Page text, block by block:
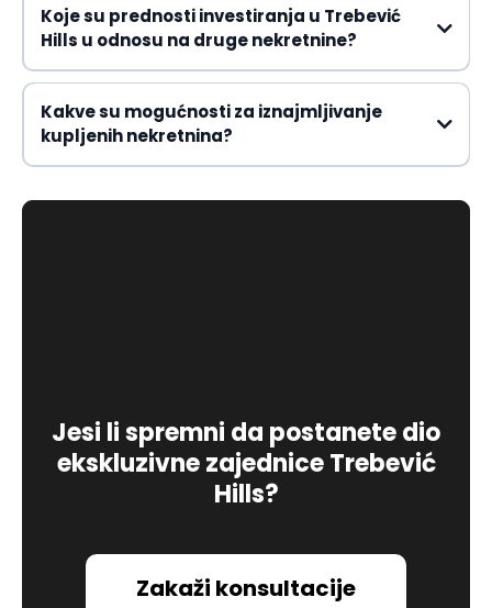
Koje su prednosti investiranja u Trebević
Hills u odnosu na druge nekretnine?
Kakve su mogućnosti za iznajmljivanje
kupljenih nekretnina?
Jesi li spremni da postanete dio
ekskluzivne zajednice Trebević
Hills?
Zakaži konsultacije